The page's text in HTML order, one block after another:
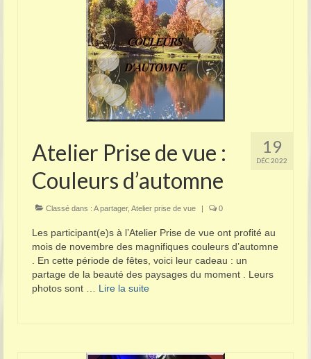
19
DÉC 2022
Atelier Prise de vue :
Couleurs d’automne
Classé dans : A partager, Atelier prise de vue | 0
Les participant(e)s à l’Atelier Prise de vue ont profité au
mois de novembre des magnifiques couleurs d’automne
. En cette période de fêtes, voici leur cadeau : un
partage de la beauté des paysages du moment . Leurs
photos sont … Lire la suite­­